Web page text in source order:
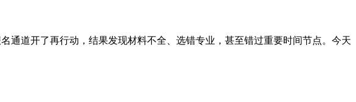
通道开了再行动，结果发现材料不全、选错专业，甚至错过重要时间节点。今天